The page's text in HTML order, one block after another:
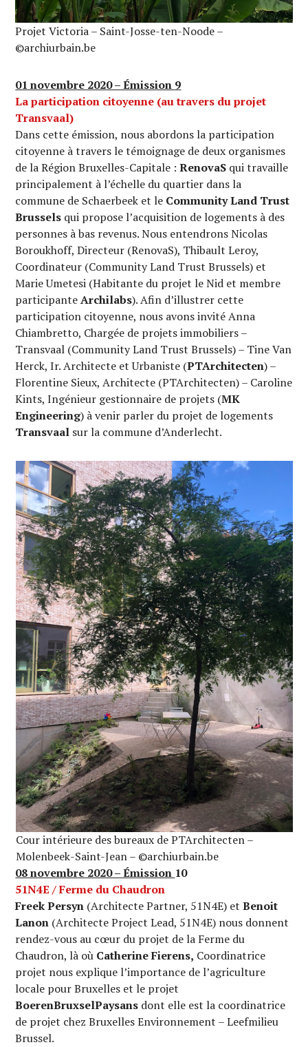
Projet Victoria – Saint-Josse-ten-Noode –
©archiurbain.be
01 novembre 2020 – Émission 9
La participation citoyenne (au travers du projet
Transvaal)
Dans cette émission, nous abordons la participation
citoyenne à travers le témoignage de deux organismes
de la Région Bruxelles-Capitale :RenovaS qui travaille
principalement à l’échelle du quartier dans la
commune de Schaerbeek et le Community Land Trust
Brussels qui propose l’acquisition de logements à des
personnes à bas revenus. Nous entendrons Nicolas
Boroukhoff, Directeur (RenovaS), Thibault Leroy,
Coordinateur (Community Land Trust Brussels) et
Marie Umetesi (Habitante du projet le Nid et membre
participanteArchilabs). Afin d’illustrer cette
participation citoyenne, nous avons invité Anna
Chiambretto, Chargée de projets immobiliers –
Transvaal (Community Land Trust Brussels) – Tine Van
Herck, Ir. Architecte et Urbaniste (PTArchitecten) –
Florentine Sieux, Architecte (PTArchitecten) – Caroline
Kints, Ingénieur gestionnaire de projets (MK
Engineering) à venir parler du projet de logements
Transvaal sur la commune d’Anderlecht.
Cour intérieure des bureaux de PTArchitecten –
Molenbeek-Saint-Jean – ©archiurbain.be
08 novembre 2020 – Émission 10
51N4E / Ferme du Chaudron
Freek Persyn (Architecte Partner, 51N4E) etBenoit
Lanon (Architecte Project Lead, 51N4E) nous donnent
rendez-vous au cœur du projet de la Ferme du
Chaudron, là où Catherine Fierens, Coordinatrice
projet nous explique l’importance de l’agriculture
locale pour Bruxelles et le projet
BoerenBruxselPaysans dont elle est la coordinatrice
de projet chez Bruxelles Environnement – Leefmilieu
Brussel.